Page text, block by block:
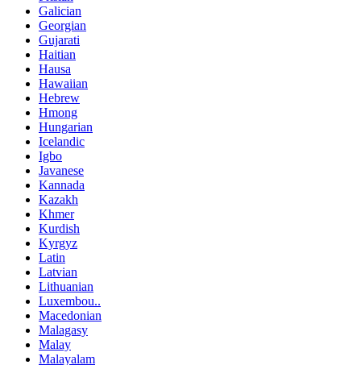
Galician
Georgian
Gujarati
Haitian
Hausa
Hawaiian
Hebrew
Hmong
Hungarian
Icelandic
Igbo
Javanese
Kannada
Kazakh
Khmer
Kurdish
Kyrgyz
Latin
Latvian
Lithuanian
Luxembou..
Macedonian
Malagasy
Malay
Malayalam